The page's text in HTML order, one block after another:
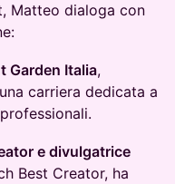
Matteo dialoga con
Garden Italia,
carriera dedicata a
e divulgatrice
Best Creator, ha